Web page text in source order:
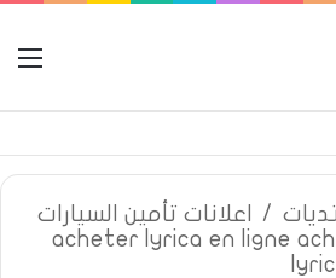
الجزيرة تكافل التأمينية
/
اعلانات تأمين السيارات
acheter lyrica en ligne